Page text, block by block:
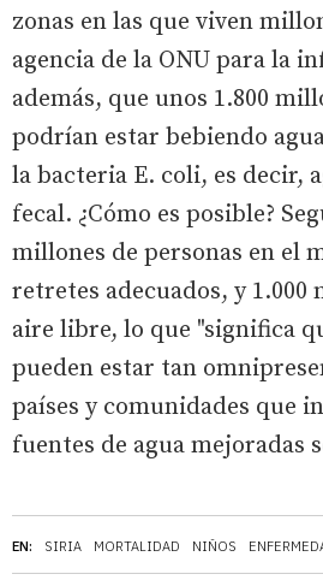
EN: SIRIA MORTALIDAD NIÑOS
zonas en las que viven
agencia de la ONU para la
además, que unos 1.800
podrían estar bebiendo
la bacteria E. coli, es decir,
fecal. ¿Cómo es posible?
millones de personas en el
retretes adecuados, y 1.000
aire libre, lo que "significa
pueden estar tan
países y comunidades que
fuentes de agua mejoradas